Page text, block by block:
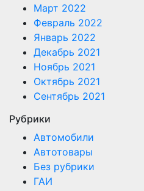
Март 2022
Февраль 2022
Январь 2022
Декабрь 2021
Ноябрь 2021
Октябрь 2021
Сентябрь 2021
Рубрики
Автомобили
Автотовары
Без рубрики
ГАИ